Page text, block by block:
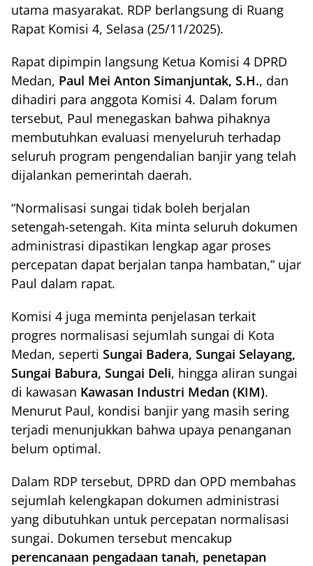
utama masyarakat. RDP berlangsung di Ruang
Rapat Komisi 4, Selasa (25/11/2025).
Rapat dipimpin langsung Ketua Komisi 4 DPRD
Medan, Paul Mei Anton Simanjuntak, S.H., dan
dihadiri para anggota Komisi 4. Dalam forum
tersebut, Paul menegaskan bahwa pihaknya
membutuhkan evaluasi menyeluruh terhadap
seluruh program pengendalian banjir yang telah
dijalankan pemerintah daerah.
“Normalisasi sungai tidak boleh berjalan
setengah-setengah. Kita minta seluruh dokumen
administrasi dipastikan lengkap agar proses
percepatan dapat berjalan tanpa hambatan,” ujar
Paul dalam rapat.
Komisi 4 juga meminta penjelasan terkait
progres normalisasi sejumlah sungai di Kota
Medan, seperti Sungai Badera, Sungai Selayang,
Sungai Babura, Sungai Deli, hingga aliran sungai
di kawasan Kawasan Industri Medan (KIM).
Menurut Paul, kondisi banjir yang masih sering
terjadi menunjukkan bahwa upaya penanganan
belum optimal.
Dalam RDP tersebut, DPRD dan OPD membahas
sejumlah kelengkapan dokumen administrasi
yang dibutuhkan untuk percepatan normalisasi
sungai. Dokumen tersebut mencakup
perencanaan pengadaan tanah, penetapan